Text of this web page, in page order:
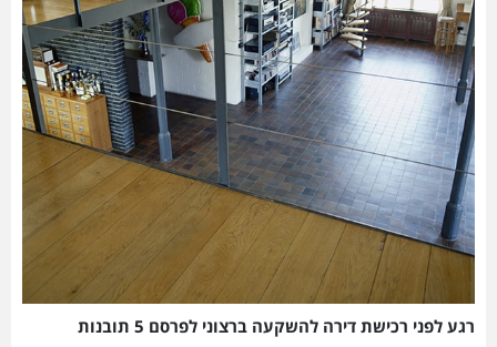
רגע לפני רכישת דירה להשקעה ברצוני לפרסם 5 תובנות